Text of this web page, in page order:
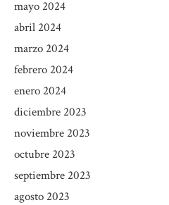
mayo 2024
abril 2024
marzo 2024
febrero 2024
enero 2024
diciembre 2023
noviembre 2023
octubre 2023
septiembre 2023
agosto 2023